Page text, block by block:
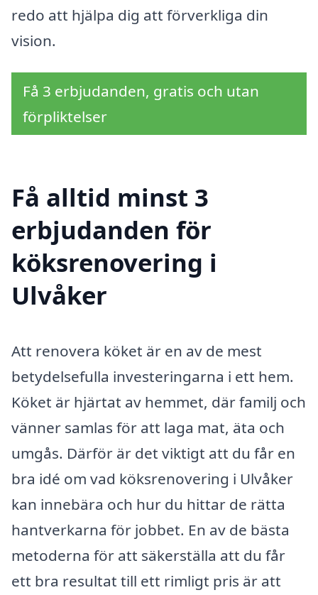
redo att hjälpa dig att förverkliga din
vision.
Få 3 erbjudanden, gratis och utan
förpliktelser
Få alltid minst 3
erbjudanden för
köksrenovering i
Ulvåker
Att renovera köket är en av de mest
betydelsefulla investeringarna i ett hem.
Köket är hjärtat av hemmet, där familj och
vänner samlas för att laga mat, äta och
umgås. Därför är det viktigt att du får en
bra idé om vad köksrenovering i Ulvåker
kan innebära och hur du hittar de rätta
hantverkarna för jobbet. En av de bästa
metoderna för att säkerställa att du får
ett bra resultat till ett rimligt pris är att